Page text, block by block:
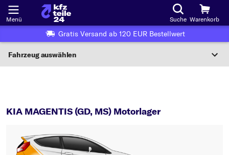
Menü Suche Warenkorb
Gratis Versand ab 120 EUR Bestellwert
Fahrzeug auswählen
Wo finde ich die?
Oder
KIA MAGENTIS (GD, MS) Motorlager